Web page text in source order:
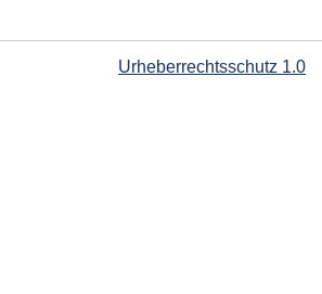
Urheberrechtsschutz 1.0